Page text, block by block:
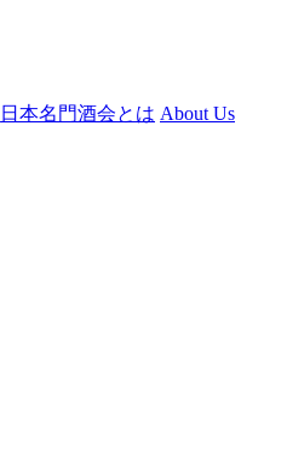
日本名門酒会とは About Us